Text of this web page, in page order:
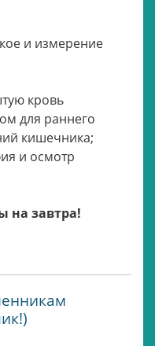
и измерение
кровь
для раннего
кишечника;
и осмотр
на завтра!